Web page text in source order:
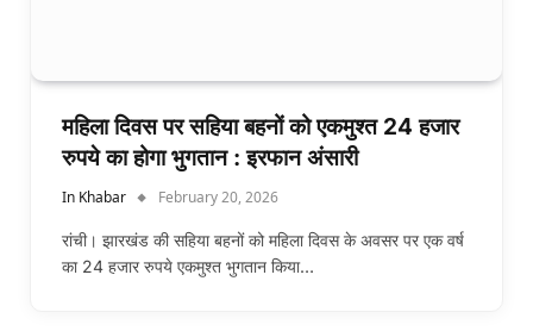
महिला दिवस पर सहिया बहनों को एकमुश्त 24 हजार
रुपये का होगा भुगतान : इरफान अंसारी
In Khabar February 20, 2026
रांची। झारखंड की सहिया बहनों को महिला दिवस के अवसर पर एक वर्ष
का 24 हजार रुपये एकमुश्त भुगतान किया…